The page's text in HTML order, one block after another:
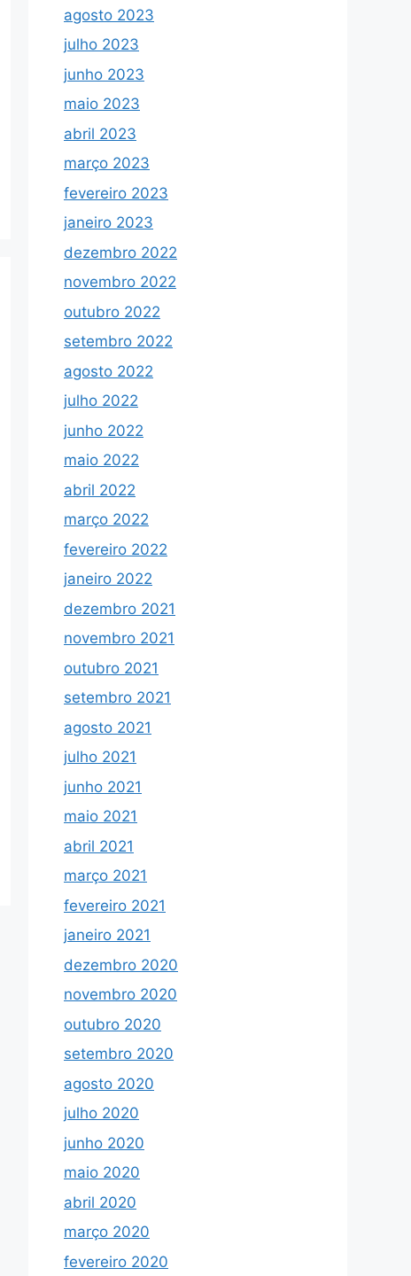
agosto 2023
julho 2023
junho 2023
maio 2023
abril 2023
março 2023
fevereiro 2023
janeiro 2023
dezembro 2022
novembro 2022
outubro 2022
setembro 2022
agosto 2022
julho 2022
junho 2022
maio 2022
abril 2022
março 2022
fevereiro 2022
janeiro 2022
dezembro 2021
novembro 2021
outubro 2021
setembro 2021
agosto 2021
julho 2021
junho 2021
maio 2021
abril 2021
março 2021
fevereiro 2021
janeiro 2021
dezembro 2020
novembro 2020
outubro 2020
setembro 2020
agosto 2020
julho 2020
junho 2020
maio 2020
abril 2020
março 2020
fevereiro 2020